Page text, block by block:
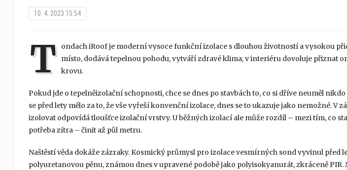
10. 4. 2023 15:54
T
ondach iRoof je moderní vysoce funkční izolace s dlouhou životností a vysokou
místo, dodává tepelnou pohodu, vytváří zdravé klima, v interiéru dovoluje přiznat
krovu.
Pokud jde o tepelněizolační schopnosti, chce se dnes po stavbách to, co si dříve neuměl
se před lety mělo za to, že vše vyřeší konvenční izolace, dnes se to ukazuje jako nemožné. V
izolovat odpovídá tloušťce izolační vrstvy. U běžných izolací ale může rozdíl – mezi tím, co
potřeba zítra – činit až půl metru.
Naštěstí věda dokáže zázraky. Kosmický průmysl pro izolace vesmírných sond vyvinul před
polyuretanovou pěnu, známou dnes v upravené podobě jako polyisokyanurát, zkráceně PIR.